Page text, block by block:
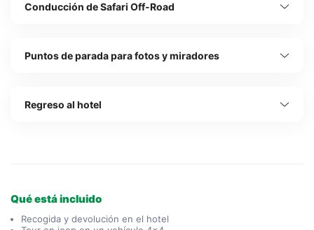
Conducción de Safari Off-Road
Puntos de parada para fotos y miradores
Regreso al hotel
Qué está incluido
Recogida y devolución en el hotel